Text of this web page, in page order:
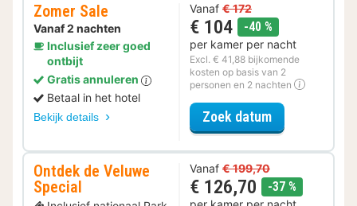
Zomer Sale
Vanaf 2 nachten
Inclusief zeer goed
ontbijt
Gratis annuleren
Betaal in het hotel
Bekijk details
Vanaf € 172
€ 104 -40 %
per kamer per nacht
Excl. € 41,88 bijkomende
kosten op basis van 2
personen en 2 nachten
Zoek datumvoor Zomer
Ontdek de Veluwe
Special
Vanaf € 199,70
€ 126,70 -37 %